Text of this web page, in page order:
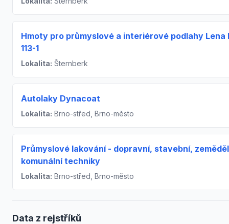
Hmoty pro průmyslové a interiérové podlahy Lena
113-1
Lokalita: Šternberk
Autolaky Dynacoat
Lokalita: Brno-střed, Brno-město
Průmyslové lakování - dopravní, stavební,
komunální techniky
Lokalita: Brno-střed, Brno-město
Data z rejstříků